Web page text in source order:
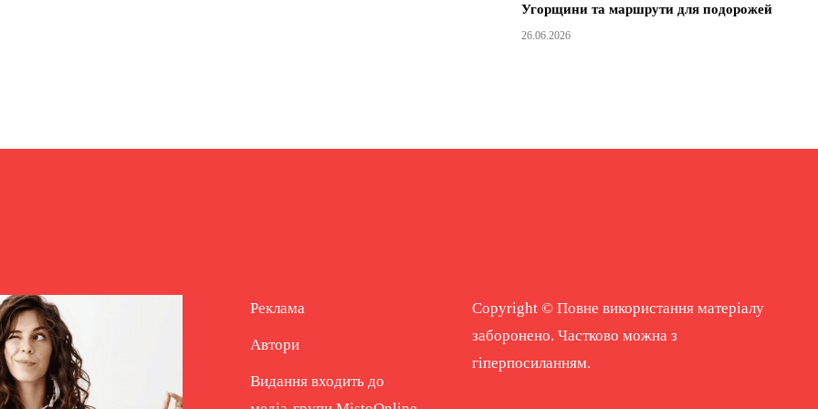
Угорщини та маршрути для подорожей
26.06.2026
Реклама
Автори
Видання входить до
Copyright © Повне використання матеріалу
заборонено. Частково можна з
гіперпосиланням.